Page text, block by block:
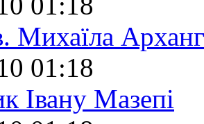
Михаїла
01:18
Івану Мазепі